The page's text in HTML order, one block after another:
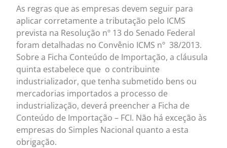
As regras que as empresas devem seguir para
aplicar corretamente a tributação pelo ICMS
prevista na Resolução nº 13 do Senado Federal
foram detalhadas no Convênio ICMS nº 38/2013.
Sobre a Ficha Conteúdo de Importação, a cláusula
quinta estabelece que o contribuinte
industrializador, que tenha submetido bens ou
mercadorias importados a processo de
industrialização, deverá preencher a Ficha de
Conteúdo de Importação – FCI. Não há exceção às
empresas do Simples Nacional quanto a esta
obrigação.